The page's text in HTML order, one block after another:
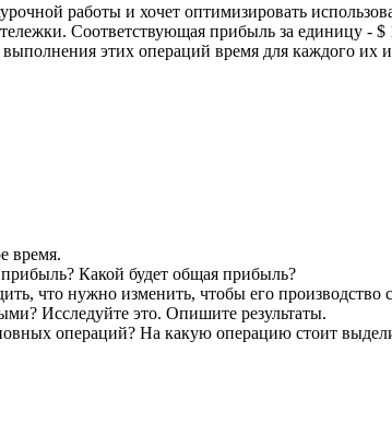
работы и хочет оптимизировать
Соответствующая прибыль за единицу - $
этих операций время для каждого их
время.
Какой будет общая прибыль?
что нужно изменить, чтобы его производство
Исследуйте это. Опишите результаты.
операций? На какую операцию стоит